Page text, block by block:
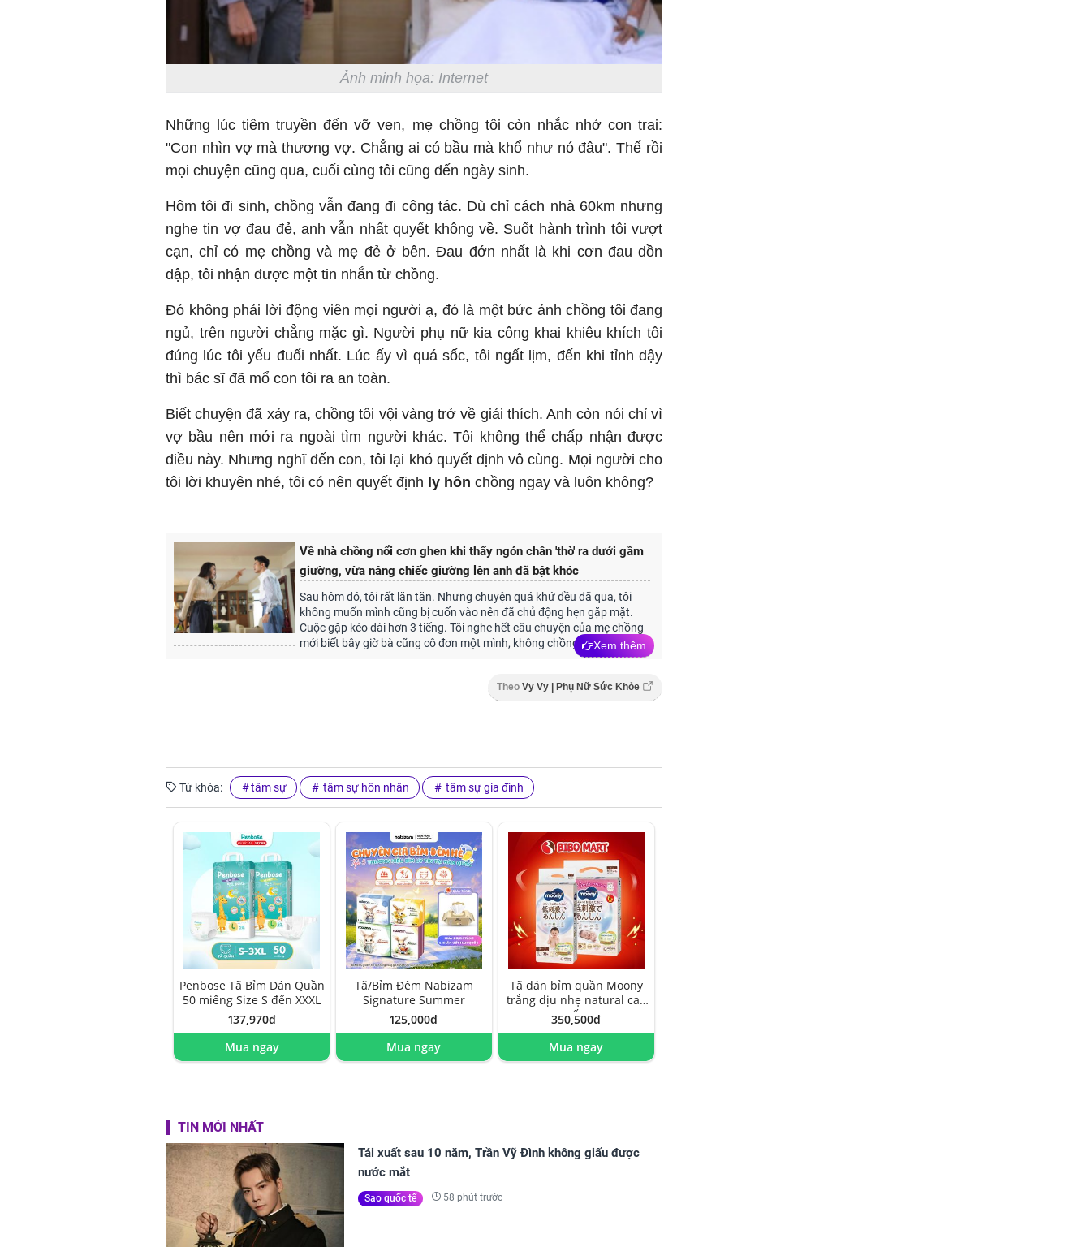
Ảnh minh họa: Internet
Những lúc tiêm truyền đến vỡ ven, mẹ chồng tôi còn nhắc nhở con trai:
"Con nhìn vợ mà thương vợ. Chẳng ai có bầu mà khổ như nó đâu". Thế rồi
mọi chuyện cũng qua, cuối cùng tôi cũng đến ngày sinh.
Hôm tôi đi sinh, chồng vẫn đang đi công tác. Dù chỉ cách nhà 60km nhưng
nghe tin vợ đau đẻ, anh vẫn nhất quyết không về. Suốt hành trình tôi vượt
cạn, chỉ có mẹ chồng và mẹ đẻ ở bên. Đau đớn nhất là khi cơn đau dồn
dập, tôi nhận được một tin nhắn từ chồng.
Đó không phải lời động viên mọi người ạ, đó là một bức ảnh chồng tôi đang
ngủ, trên người chẳng mặc gì. Người phụ nữ kia công khai khiêu khích tôi
đúng lúc tôi yếu đuối nhất. Lúc ấy vì quá sốc, tôi ngất lịm, đến khi tỉnh dậy
thì bác sĩ đã mổ con tôi ra an toàn.
Biết chuyện đã xảy ra, chồng tôi vội vàng trở về giải thích. Anh còn nói chỉ vì
vợ bầu nên mới ra ngoài tìm người khác. Tôi không thể chấp nhận được
điều này. Nhưng nghĩ đến con, tôi lại khó quyết định vô cùng. Mọi người cho
tôi lời khuyên nhé, tôi có nên quyết định ly hôn chồng ngay và luôn không?
Về nhà chồng nổi cơn ghen khi thấy ngón chân 'thò' ra dưới gầm
giường, vừa nâng chiếc giường lên anh đã bật khóc
Sau hôm đó, tôi rất lăn tăn. Nhưng chuyện quá khứ đều đã qua, tôi
không muốn mình cũng bị cuốn vào nên đã chủ động hẹn gặp mặt.
Cuộc gặp kéo dài hơn 3 tiếng. Tôi nghe hết câu chuyện của mẹ chồng
mới biết bây giờ bà cũng cô đơn một mình, không chồng không con.
Xem thêm
Theo Vy Vy | Phụ Nữ Sức Khỏe
Từ khóa: tâm sự tâm sự hôn nhân tâm sự gia đình
Penbose Tã Bỉm Dán Quần
50 miếng Size S đến XXXL
137,970đ
Mua ngay
Tã/Bỉm Đêm Nabizam
Signature Summer
125,000đ
Mua ngay
Tã dán bỉm quần Moony
trắng dịu nhẹ natural cao
cấp
350,500đ
Mua ngay
TIN MỚI NHẤT
Tái xuất sau 10 năm, Trần Vỹ Đình không giấu được
nước mắt
Sao quốc tế 58 phút trước